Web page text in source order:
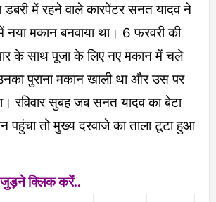
डबरी में रहने वाले कारपेंटर सनत यादव ने
नया मकान बनवाया था। 6 फरवरी की
के साथ पूजा के लिए नए मकान में चले
पुराना मकान खाली था और उस पर
रविवार सुबह जब सनत यादव का बेटा
पहुंचा तो मुख्य दरवाजे का ताला टूटा हुआ
जुड़ने क्लिक करें..